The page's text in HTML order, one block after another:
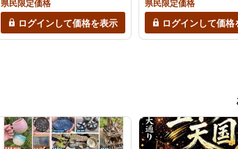
県民限定価格
ログインして価格を表示
温泉～
県民限定価格
ログインして価格